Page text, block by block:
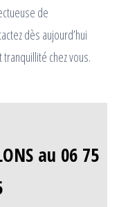
de
dès aujourd’hui
tranquillité chez vous.
au 06 75